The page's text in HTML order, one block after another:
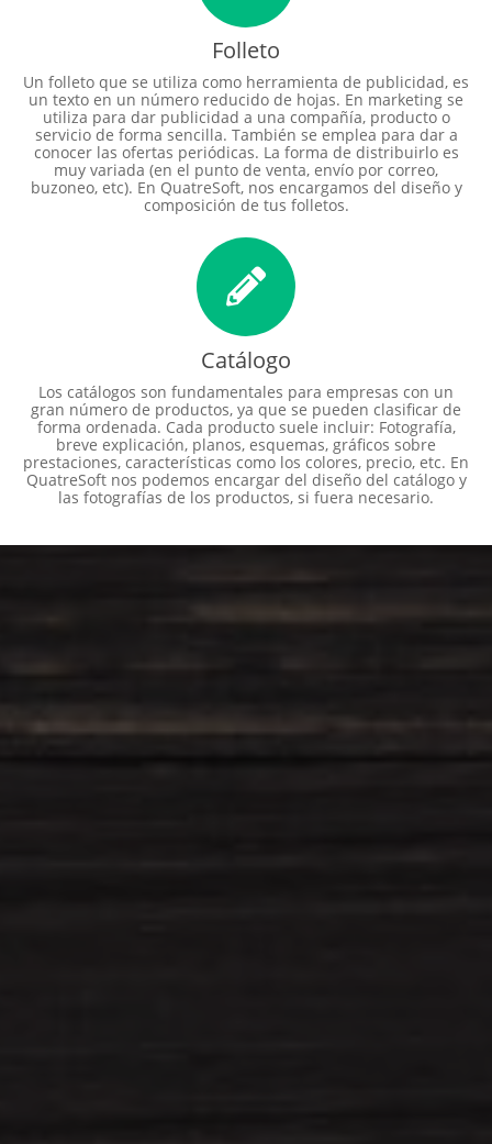
Folleto
Un folleto que se utiliza como herramienta de publicidad, es
un texto en un número reducido de hojas. En marketing se
utiliza para dar publicidad a una compañía, producto o
servicio de forma sencilla. También se emplea para dar a
conocer las ofertas periódicas. La forma de distribuirlo es
muy variada (en el punto de venta, envío por correo,
buzoneo, etc). En QuatreSoft, nos encargamos del diseño y
composición de tus folletos.
Catálogo
Los catálogos son fundamentales para empresas con un
gran número de productos, ya que se pueden clasificar de
forma ordenada. Cada producto suele incluir: Fotografía,
breve explicación, planos, esquemas, gráficos sobre
prestaciones, características como los colores, precio, etc. En
QuatreSoft nos podemos encargar del diseño del catálogo y
las fotografías de los productos, si fuera necesario.